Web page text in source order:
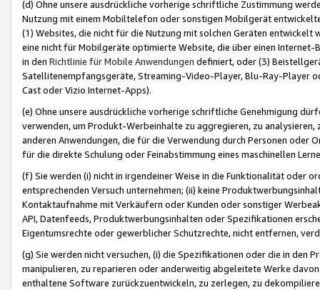
(d) Ohne unsere ausdrückliche vorherige schriftliche Zustimmung
Nutzung mit einem Mobiltelefon oder sonstigen Mobilgerät
(1) Websites, die nicht für die Nutzung mit solchen Geräten
eine nicht für Mobilgeräte optimierte Website, die über einen
in den Richtlinie für Mobile Anwendungen definiert, oder (3)
Satellitenempfangsgeräte, Streaming-Video-Player, Blu-Ray-Player
Cast oder Vizio Internet-Apps).
(e) Ohne unsere ausdrückliche vorherige schriftliche Genehmigung
verwenden, um Produkt-Werbeinhalte zu aggregieren, zu
anderen Anwendungen, die für die Verwendung durch Personen
für die direkte Schulung oder Feinabstimmung eines maschinellen
(f) Sie werden (i) nicht in irgendeiner Weise in die Funktionalität oder
entsprechenden Versuch unternehmen; (ii) keine
Kontaktaufnahme mit Verkäufern oder Kunden oder sonstiger
API, Datenfeeds, Produktwerbungsinhalten oder Spezifikationen
Eigentumsrechte oder gewerblicher Schutzrechte, nicht entfernen,
(g) Sie werden nicht versuchen, (i) die Spezifikationen oder die in
manipulieren, zu reparieren oder anderweitig abgeleitete Werke
enthaltene Software zurückzuentwickeln, zu zerlegen, zu